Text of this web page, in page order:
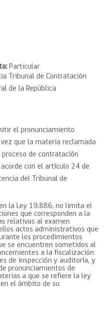
Particular
Tribunal de Contratación
de la República
el pronunciamiento
que la materia reclamada
de contratación
con el artículo 24 de
del Tribunal de
la Ley 19.886, no limita el
que corresponden a la
relativas al examen
actos administrativos que
los procedimientos
se encuentren sometidos al
a la fiscalización
de inspección y auditoría, y
pronunciamientos de
a que se refiere la ley
el ámbito de su